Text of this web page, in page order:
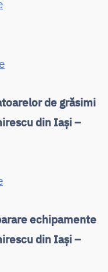
de grăsimi
din Iași –
echipamente
din Iași –